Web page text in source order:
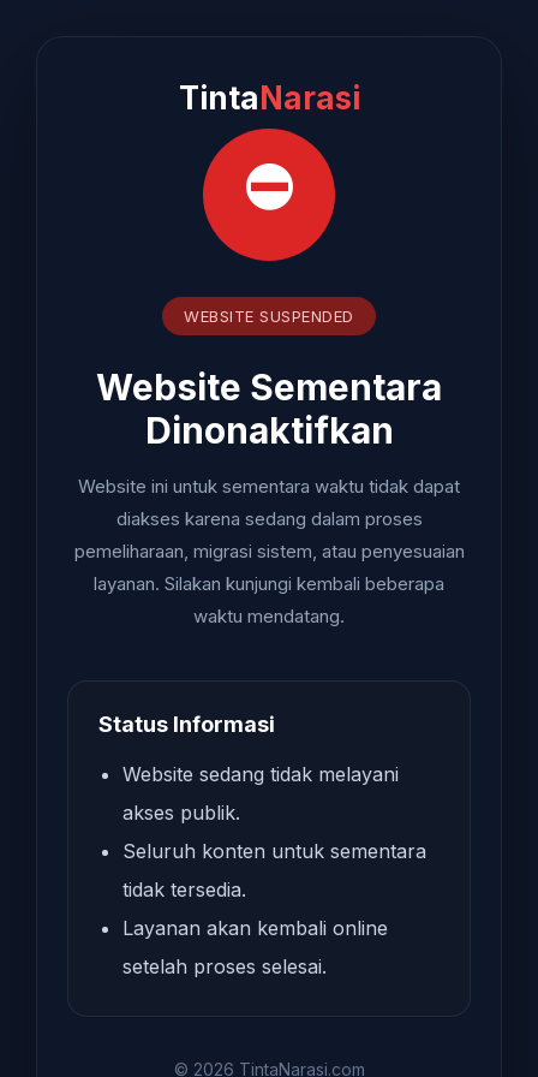
TintaNarasi
⛔
WEBSITE SUSPENDED
Website Sementara
Dinonaktifkan
Website ini untuk sementara waktu tidak dapat
diakses karena sedang dalam proses
pemeliharaan, migrasi sistem, atau penyesuaian
layanan. Silakan kunjungi kembali beberapa
waktu mendatang.
Status Informasi
Website sedang tidak melayani
akses publik.
Seluruh konten untuk sementara
tidak tersedia.
Layanan akan kembali online
setelah proses selesai.
© 2026 TintaNarasi.com